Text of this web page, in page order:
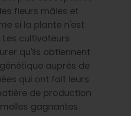
fleurs mâles et
si la plante n'est
cultivateurs
qu'ils obtiennent
auprès de
qui ont fait leurs
de production
gagnantes.